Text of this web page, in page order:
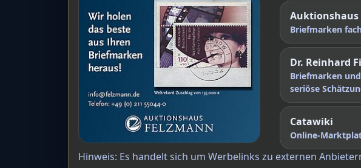
Auktionshaus
Briefmarken
Dr. Reinhard
Briefmarken
seriöse
Catawiki
Online-
Hinweis: Es handelt sich um Werbelinks zu externen